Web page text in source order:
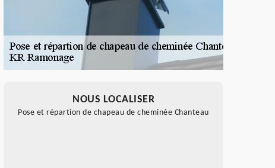
NOUS LOCALISER
Pose et répartion de chapeau de cheminée Chanteau